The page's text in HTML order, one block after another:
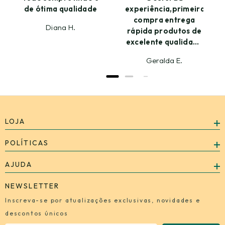
de ótima qualidade
Diana H.
experiência,primeira
compra entrega
rápida produtos de
excelente qualidade
ansiosa para
Geralda E.
LOJA
POLÍTICAS
AJUDA
NEWSLETTER
Inscreva-se por atualizações exclusivas, novidades e
descontos únicos